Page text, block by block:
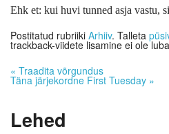
Ehk et: kui huvi tunned asja vastu,
Postitatud rubriiki Arhiiv. Talleta
trackback-viidete lisamine ei ole
« Traadita võrgundus
Täna järjekordne First Tuesday »
Lehed